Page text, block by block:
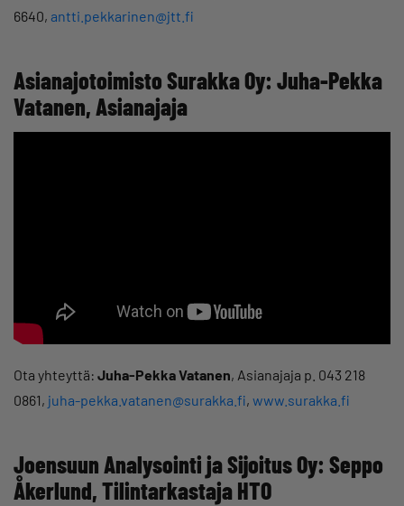
6640, antti.pekkarinen@jtt.fi
Asianajotoimisto Surakka Oy: Juha-Pekka
Vatanen, Asianajaja
Ota yhteyttä: Juha-Pekka Vatanen, Asianajaja p. 043 218
0861, juha-pekka.vatanen@surakka.fi, www.surakka.fi
Joensuun Analysointi ja Sijoitus Oy: Seppo
Åkerlund, Tilintarkastaja HTO